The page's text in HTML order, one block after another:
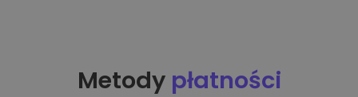
Metody płatności